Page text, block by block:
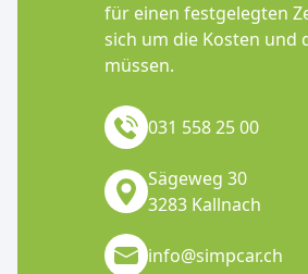
für einen festgelegten
sich um die Kosten und
müssen.
031 558 25 00
Sägeweg 30
3283 Kallnach
info@simpcar.ch